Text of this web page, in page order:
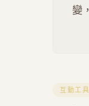
變
互動工具